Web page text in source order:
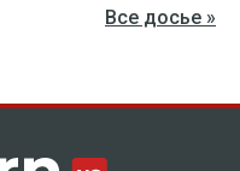
Все досье »